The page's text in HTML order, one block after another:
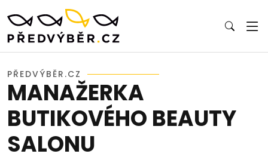
PŘEDVÝBĚR.CZ
MANAŽERKA
BUTIKOVÉHO BEAUTY
SALONU